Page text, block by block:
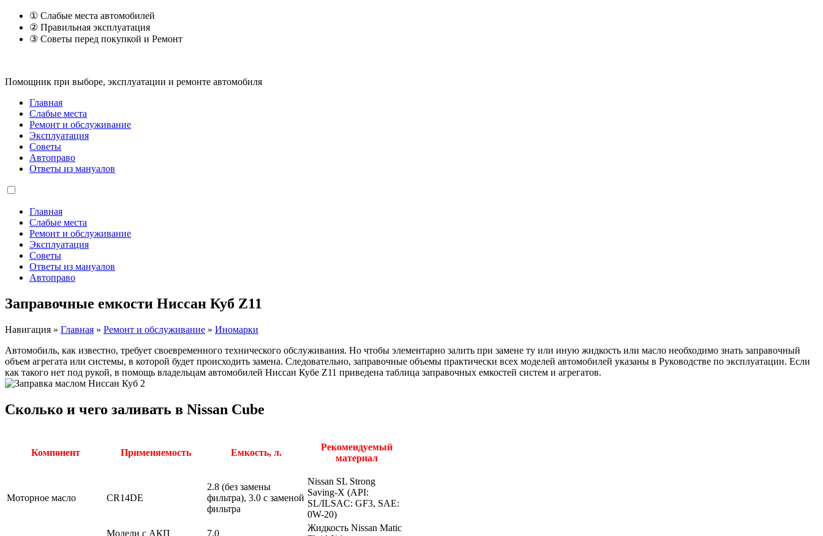
① Слабые места автомобилей
② Правильная эксплуатация
③ Советы перед покупкой и Ремонт
Помощник при выборе, эксплуатации и ремонте автомобиля
Главная
Слабые места
Ремонт и обслуживание
Эксплуатация
Советы
Автоправо
Ответы из мануалов
Главная
Слабые места
Ремонт и обслуживание
Эксплуатация
Советы
Ответы из мануалов
Автоправо
Заправочные емкости Ниссан Куб Z11
Навигация » Главная » Ремонт и обслуживание » Иномарки
Автомобиль, как известно, требует своевременного технического обслуживания. Но чтобы элементарно залить при замене ту или иную жидкость или масло необходимо знать заправочный
объем агрегата или системы, в которой будет происходить замена. Следовательно, заправочные объемы практически всех моделей автомобилей указаны в Руководстве по эксплуатации. Если
как такого нет под рукой, в помощь владельцам автомобилей Ниссан Кубе Z11 приведена таблица заправочных емкостей систем и агрегатов.
Сколько и чего заливать в Nissan Cube
Компонент Применяемость Емкость, л.
Рекомендуемый
материал
Моторное масло CR14DE
2.8 (без замены
фильтра), 3.0 с заменой
фильтра
Nissan SL Strong
Saving-X (API:
SL/ILSAC: GF3, SAE:
0W-20)
Модели с АКП 7.0
Жидкость Nissan Matic